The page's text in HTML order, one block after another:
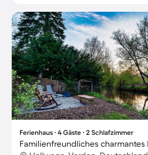
Ferienhaus ∙ 4 Gäste ∙ 2 Schlafzimmer